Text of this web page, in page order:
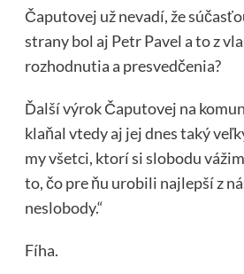
Čaputovej už nevadí, že
strany bol aj Petr Pavel a to z
rozhodnutia a presvedčenia?
Ďalší výrok Čaputovej na
klaňal vtedy aj jej dnes taký
my všetci, ktorí si slobodu
to, čo pre ňu urobili najlepší z
neslobody.“
Fíha.